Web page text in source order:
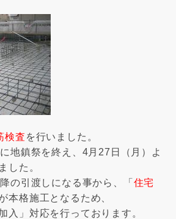
検査 を行いました。
地鎮祭を終え、4月27日（月）よ
した。
の引渡しになる事から、「 住宅
本格施工となるため、
入」対応を行っております。